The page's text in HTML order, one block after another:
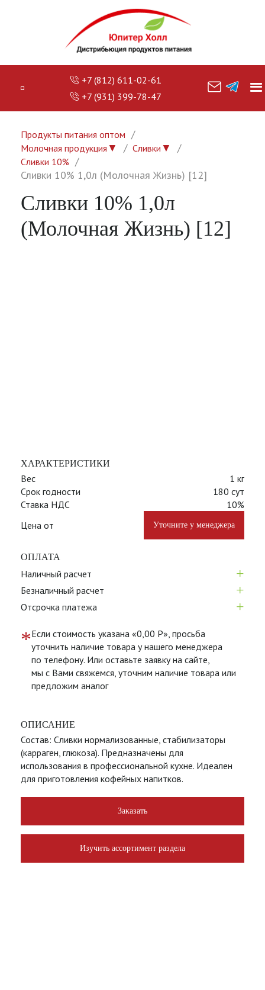
+7 (812) 611-02-61
+7 (931) 399-78-47
Продукты питания оптом
Молочная продукция ▼ Сливки ▼
Сливки 10%
Сливки 10% 1,0л (Молочная Жизнь) [12]
Сливки 10% 1,0л
(Молочная Жизнь) [12]
ХАРАКТЕРИСТИКИ
Вес
1 кг
Срок годности
180 сут
Ставка НДС
10%
Цена от
Уточните у менеджера
ОПЛАТА
Наличный расчет +
Безналичный расчет +
Отсрочка платежа +
*Если стоимость указана «0,00 Р», просьба
уточнить наличие товара у нашего менеджера
по телефону. Или оставьте заявку на сайте,
мы с Вами свяжемся, уточним наличие товара или
предложим аналог
ОПИСАНИЕ
Состав: Сливки нормализованные, стабилизаторы
(карраген, глюкоза). Предназначены для
использования в профессиональной кухне. Идеален
для приготовления кофейных напитков.
Заказать
Изучить ассортимент раздела